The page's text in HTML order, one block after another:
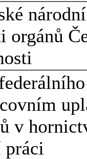
orgánů
v
práci